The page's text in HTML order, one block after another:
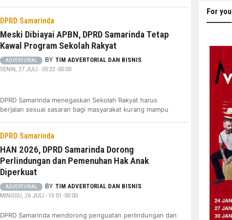
DPRD Samarinda
Meski Dibiayai APBN, DPRD Samarinda Tetap
Kawal Program Sekolah Rakyat
ADVERTORIAL BY TIM ADVERTORIAL DAN BISNIS
SENIN, 27 JULI - 05:32 -00:00
DPRD Samarinda menegaskan Sekolah Rakyat harus
berjalan sesuai sasaran bagi masyarakat kurang mampu
DPRD Samarinda
HAN 2026, DPRD Samarinda Dorong
Perlindungan dan Pemenuhan Hak Anak
Diperkuat
ADVERTORIAL BY TIM ADVERTORIAL DAN BISNIS
MINGGU, 26 JULI - 13:01 -00:00
DPRD Samarinda mendorong penguatan perlindungan dan
For you